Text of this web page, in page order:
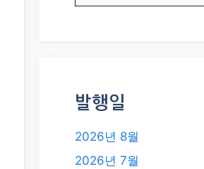
발행일
2026년 8월
2026년 7월